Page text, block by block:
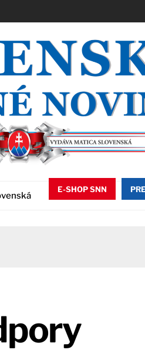
E-SHOP SNN